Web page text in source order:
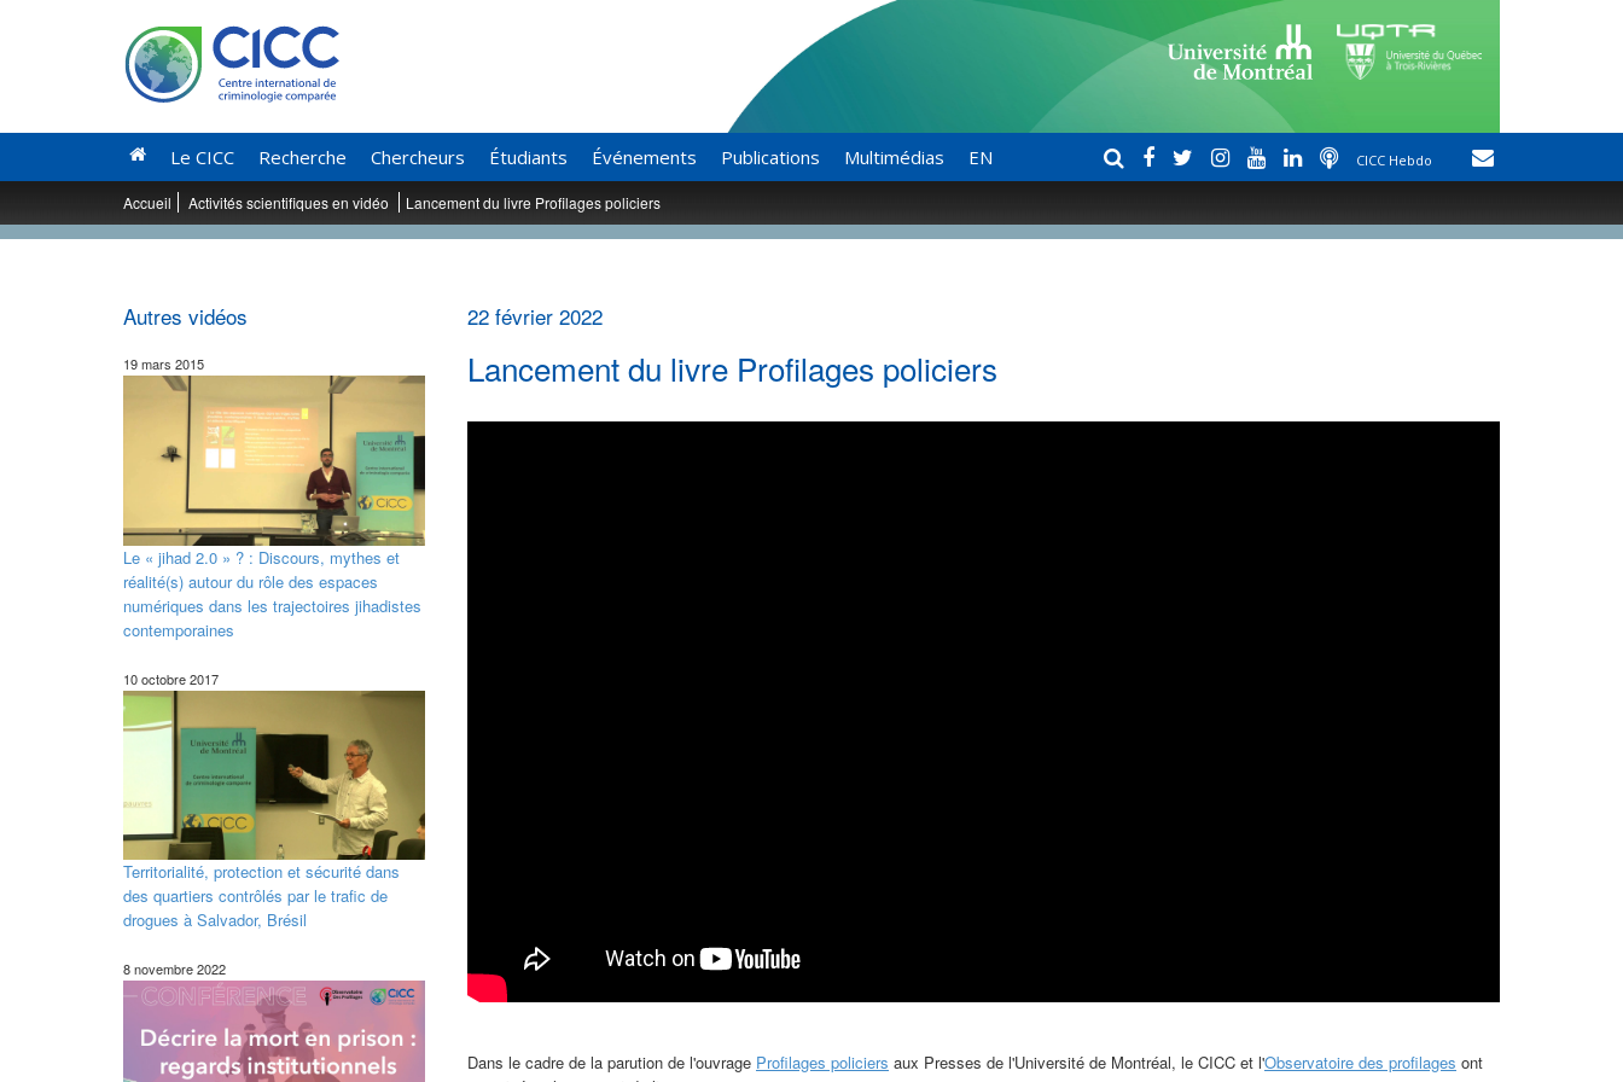
Le CICC Recherche Chercheurs Étudiants Événements Publications Multimédias EN CICC Hebdo
Accueil Activités scientifiques en vidéo Lancement du livre Profilages policiers
22 février 2022
Lancement du livre Profilages policiers
Dans le cadre de la parution de l'ouvrage Profilages policiers aux Presses de l'Université de Montréal, le CICC et l'Observatoire des profilages ont
Autres vidéos
19 mars 2015
Le « jihad 2.0 » ? : Discours, mythes et
réalité(s) autour du rôle des espaces
numériques dans les trajectoires jihadistes
contemporaines
10 octobre 2017
Territorialité, protection et sécurité dans
des quartiers contrôlés par le trafic de
drogues à Salvador, Brésil
8 novembre 2022